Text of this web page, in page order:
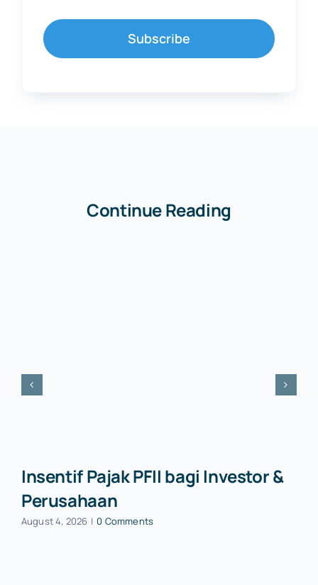
Subscribe
Continue Reading
Insentif Pajak PFII bagi Investor &
Perusahaan
August 4, 2026 | 0 Comments